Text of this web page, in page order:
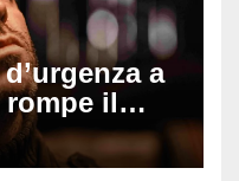
a
rompe il
in
e cosa